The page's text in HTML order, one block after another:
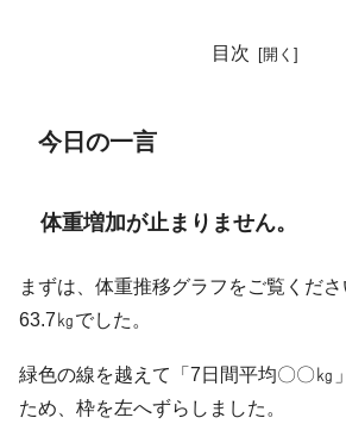
目次
今日の一言
体重増加が止まりません。
まずは、体重推移グラフをご覧くだ
63.7㎏でした。
緑色の線を越えて「7日間平均〇〇㎏
ため、枠を左へずらしました。